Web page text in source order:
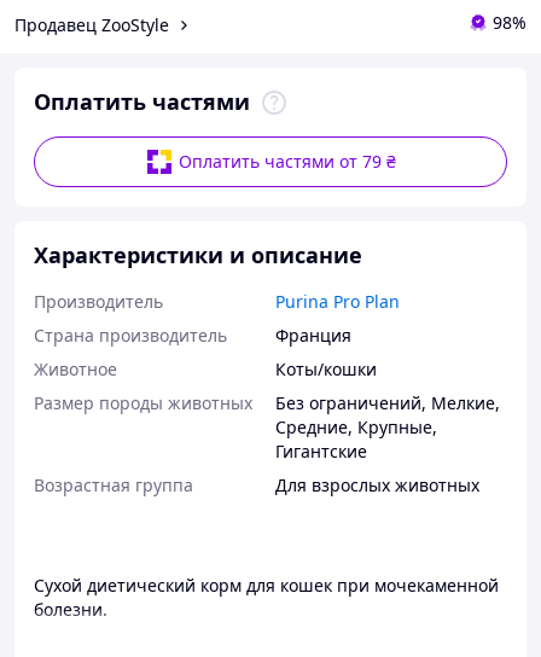
Продавец ZooStyle 98%
Оплатить частями
Оплатить частями от 79 ₴
Характеристики и описание
Производитель
Purina Pro Plan
Страна производитель
Франция
Животное
Коты/кошки
Размер породы животных
Без ограничений, Мелкие,
Средние, Крупные,
Гигантские
Возрастная группа
Для взрослых животных
Сухой диетический корм для кошек при мочекаменной
болезни.